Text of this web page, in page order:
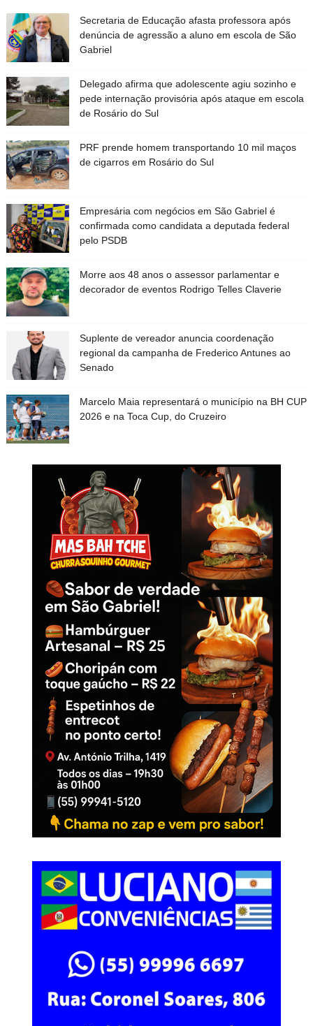
Secretaria de Educação afasta professora após
denúncia de agressão a aluno em escola de São
Gabriel
Delegado afirma que adolescente agiu sozinho e
pede internação provisória após ataque em escola
de Rosário do Sul
PRF prende homem transportando 10 mil maços
de cigarros em Rosário do Sul
Empresária com negócios em São Gabriel é
confirmada como candidata a deputada federal
pelo PSDB
Morre aos 48 anos o assessor parlamentar e
decorador de eventos Rodrigo Telles Claverie
Suplente de vereador anuncia coordenação
regional da campanha de Frederico Antunes ao
Senado
Marcelo Maia representará o município na BH CUP
2026 e na Toca Cup, do Cruzeiro